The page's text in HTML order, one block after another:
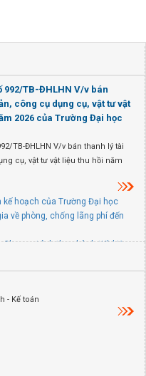
992/TB-ĐHLHN V/v bán
công cụ dụng cụ, vật tư vật
2026 của Trường Đại học
TB-ĐHLHN V/v bán thanh lý tài
cụ, vật tư vật liệu thu hồi năm
kế hoạch của Trường Đại học
về phòng, chống lãng phí đến
Chương trình thực hành tiết kiệm,
học Luật Hà Nội
Ban chỉ đạo PCCC và CNCH
- Kế toán